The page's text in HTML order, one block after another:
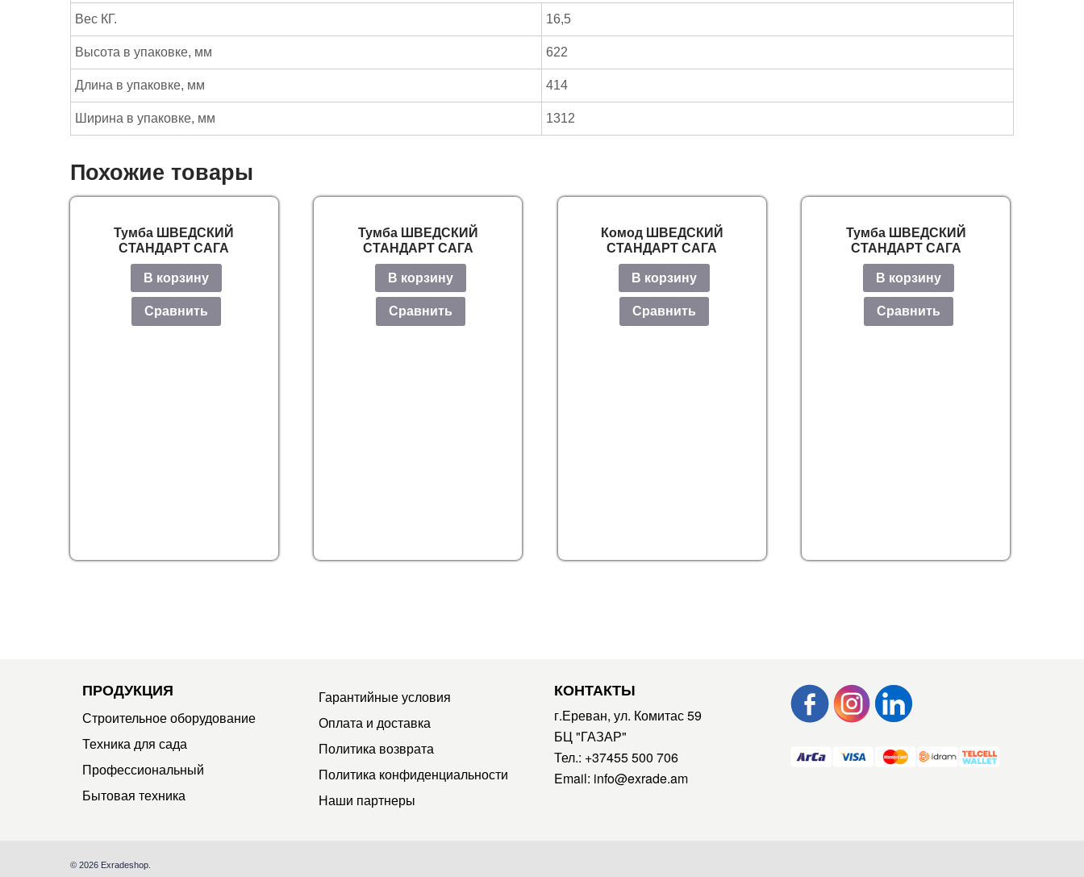
Вес КГ. 16,5
Высота в упаковке, мм 622
Длина в упаковке, мм 414
Ширина в упаковке, мм 1312
Похожие товары
Тумба ШВЕДСКИЙ
СТАНДАРТ САГА
В корзину
Сравнить
Тумба ШВЕДСКИЙ
СТАНДАРТ САГА
В корзину
Сравнить
Комод ШВЕДСКИЙ
СТАНДАРТ САГА
В корзину
Сравнить
Тумба ШВЕДСКИЙ
СТАНДАРТ САГА
В корзину
Сравнить
ПРОДУКЦИЯ
Строительное оборудование
Техника для сада
Профессиональный
Бытовая техника
Гарантийные условия
Оплата и доставка
Политика возврата
Политика конфиденциальности
Наши партнеры
КОНТАКТЫ
г.Ереван, ул. Комитас 59
БЦ "ГАЗАР"
Тел.: +37455 500 706
Email: info@exrade.am
© 2026 Exradeshop.